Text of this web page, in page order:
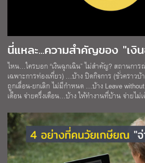
นี่แหละ...ความสำคัญของ "เงิ
ไหน…ใครบอก “เงินฉุกเฉิน” ไม่สำคัญ? สถานการ
เฉพาะการท่องเที่ยว) …บ้าง ปิดกิจการ (ชั่วคราว
ถูกเลื่อน-ยกเลิก ไม่มีกำหนด …บ้าง Leave
เดือน จ่ายครึ่งเดือน…บ้าง ให้ทำงานที่บ้าน จ่ายไม่